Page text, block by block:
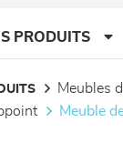
PRODUITS
meubles
meuble